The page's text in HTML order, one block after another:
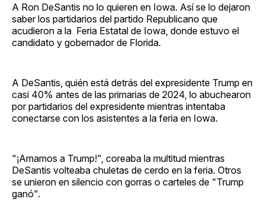
A Ron DeSantis no lo quieren en Iowa. Así se lo dejaron
saber los partidarios del partido Republicano que
acudieron a la Feria Estatal de Iowa, donde estuvo el
candidato y gobernador de Florida.
A DeSantis, quién está detrás del expresidente Trump en
casi 40% antes de las primarias de 2024, lo abuchearon
por partidarios del expresidente mientras intentaba
conectarse con los asistentes a la feria en Iowa.
"¡Amamos a Trump!", coreaba la multitud mientras
DeSantis volteaba chuletas de cerdo en la feria. Otros
se unieron en silencio con gorras o carteles de "Trump
ganó".